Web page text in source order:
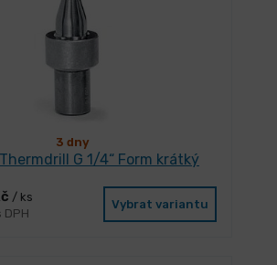
3 dny
G 1/4“ Form krátký
/ ks
DPH
Vybrat variantu